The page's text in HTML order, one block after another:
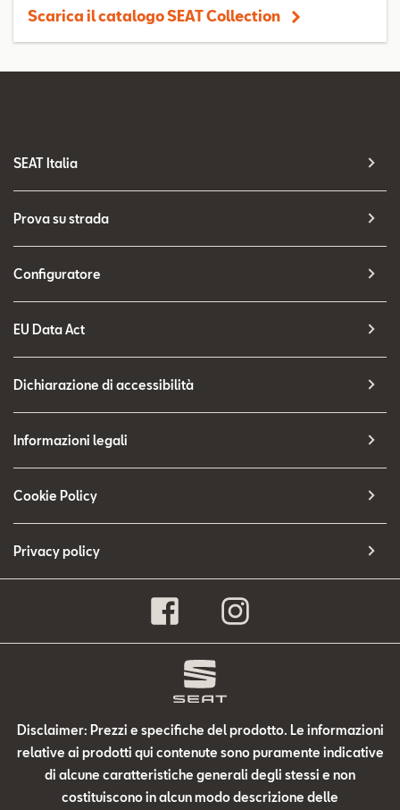
Scarica il catalogo SEAT Collection
SEAT Italia
Prova su strada
Configuratore
EU Data Act
Dichiarazione di accessibilità
Informazioni legali
Cookie Policy
Privacy policy
Disclaimer: Prezzi e specifiche del prodotto. Le informazioni
relative ai prodotti qui contenute sono puramente indicative
di alcune caratteristiche generali degli stessi e non
costituiscono in alcun modo descrizione delle